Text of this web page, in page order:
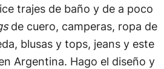
trajes de baño y de a poco
de cuero, camperas, ropa de
blusas y tops, jeans y este
Argentina. Hago el diseño y